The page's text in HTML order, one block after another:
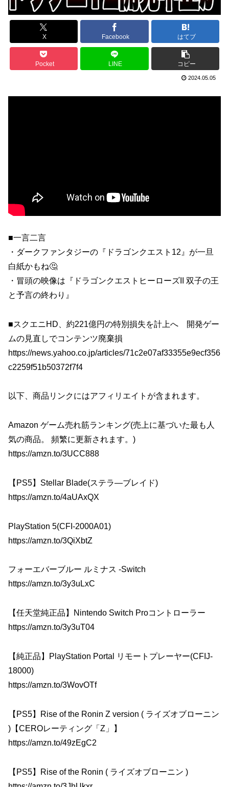
X Facebook はてブ
Pocket LINE コピー
2024.05.05
■一言二言
・ダークファンタジーの『ドラゴンクエスト12』が一旦
白紙かもね🤔
・冒頭の映像は『ドラゴンクエストヒーローズII 双子の王
と予言の終わり』
■スクエニHD、約221億円の特別損失を計上へ 開発ゲー
ムの見直しでコンテンツ廃棄損
https://news.yahoo.co.jp/articles/71c2e07af33355e9ecf356
c2259f51b50372f7f4
以下、商品リンクにはアフィリエイトが含まれます。
Amazon ゲーム売れ筋ランキング(売上に基づいた最も人
気の商品。 頻繁に更新されます。)
https://amzn.to/3UCC888
【PS5】Stellar Blade(ステラ―ブレイド)
https://amzn.to/4aUAxQX
PlayStation 5(CFI-2000A01)
https://amzn.to/3QiXbtZ
フォーエバーブルー ルミナス -Switch
https://amzn.to/3y3uLxC
【任天堂純正品】Nintendo Switch Proコントローラー
https://amzn.to/3y3uT04
【純正品】PlayStation Portal リモートプレーヤー(CFIJ-
18000)
https://amzn.to/3WovOTf
【PS5】Rise of the Ronin Z version ( ライズオブローニン
)【CEROレーティング「Z」】
https://amzn.to/49zEgC2
【PS5】Rise of the Ronin ( ライズオブローニン )